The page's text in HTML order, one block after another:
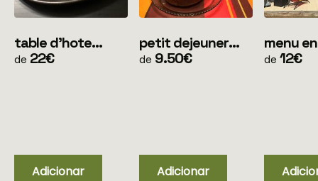
table d'hote
menu simple
de 22€
Adicionar
petit dejeuner
(pour les clients
de 9.50€
Adicionar
menu
ans
de 12€